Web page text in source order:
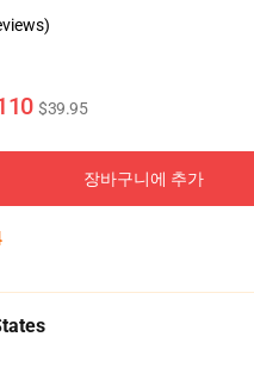
$39.95
장바구니에 추가